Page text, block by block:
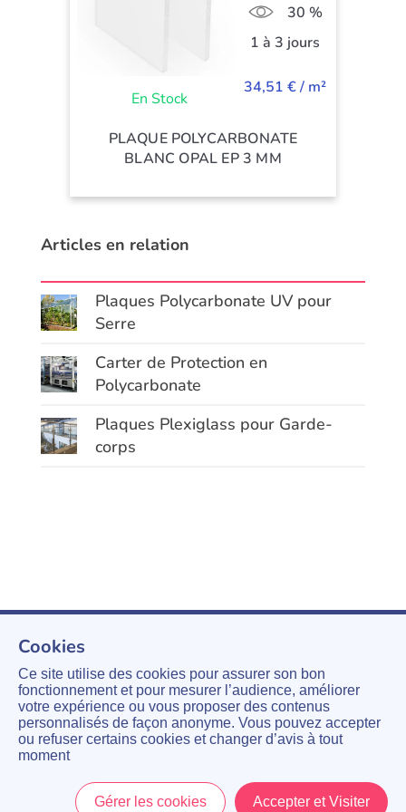
En Stock
30 %
1 à 3 jours
34,51 € / m²
PLAQUE POLYCARBONATE
BLANC OPAL EP 3 MM
Articles en relation
Plaques Polycarbonate UV pour
Serre
Carter de Protection en
Polycarbonate
Plaques Plexiglass pour Garde-
corps
Cookies
Ce site utilise des cookies pour assurer son bon
fonctionnement et pour mesurer l’audience, améliorer
votre expérience ou vous proposer des contenus
personnalisés de façon anonyme. Vous pouvez accepter
ou refuser certains cookies et changer d’avis à tout
moment
Gérer les cookies Accepter et Visiter